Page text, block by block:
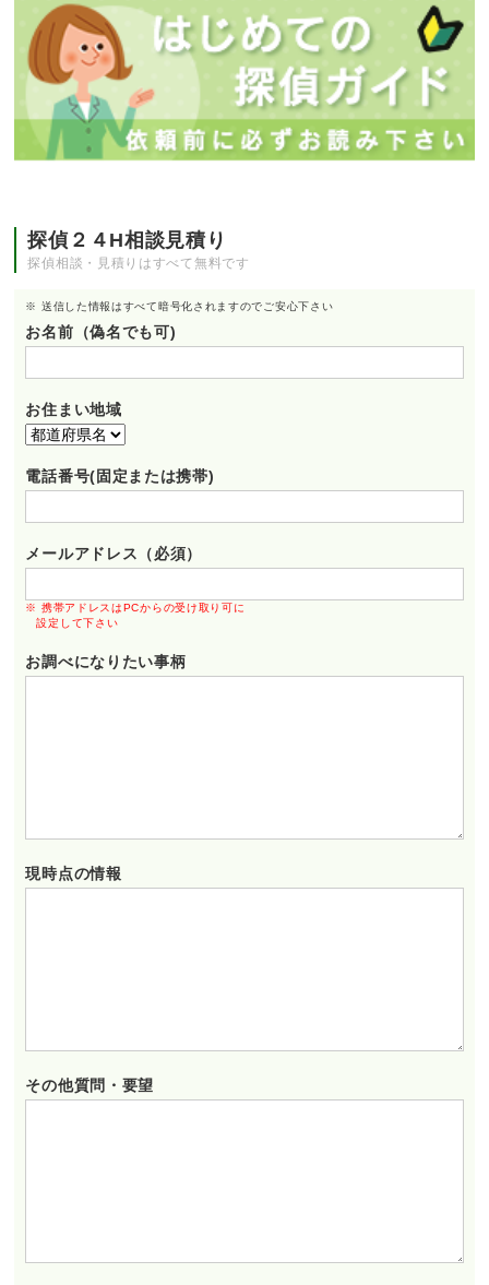
探偵２４H相談見積り
探偵相談・見積りはすべて無料です
※ 送信した情報はすべて暗号化されますのでご安心下さい
お名前（偽名でも可)
お住まい地域
電話番号(固定または携帯)
メールアドレス（必須）
※ 携帯アドレスはPCからの受け取り可に
設定して下さい
お調べになりたい事柄
現時点の情報
その他質問・要望